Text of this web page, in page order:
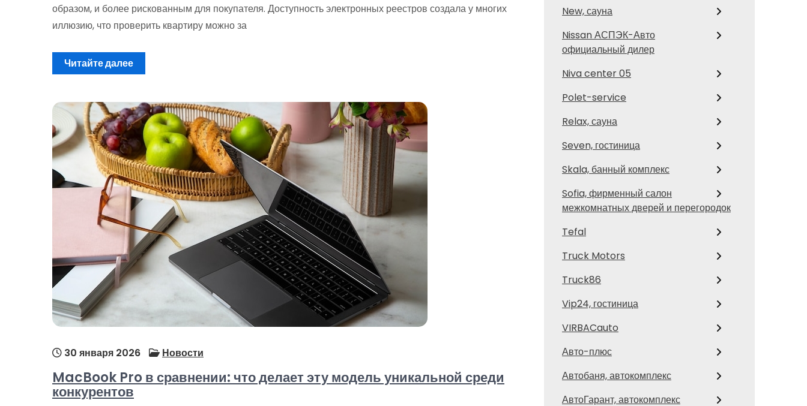
образом, и более рискованным для покупателя. Доступность электронных реестров создала у многих
иллюзию, что проверить квартиру можно за
Читайте далее
30 января 2026 Новости
MacBook Pro в сравнении: что делает эту модель уникальной среди
конкурентов
New, сауна
Nissan АСПЭК-Авто
официальный дилер
Niva center 05
Polet-service
Relax, сауна
Seven, гостиница
Skala, банный комплекс
Sofia, фирменный салон
межкомнатных дверей и перегородок
Tefal
Truck Motors
Truck86
Vip24, гостиница
VIRBACauto
Авто-плюс
Автобаня, автокомплекс
АвтоГарант, автокомплекс